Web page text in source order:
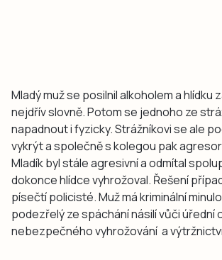
Mladý muž se posilnil alkoholem a hlídku
nejdřív slovně. Potom se jednoho ze
napadnout i fyzicky. Strážníkovi se ale
vykrýt a společně s kolegou pak
Mladík byl stále agresivní a odmítal
dokonce hlídce vyhrožoval. Řešení
písečtí policisté. Muž má kriminální
podezřelý ze spáchání násilí vůči úřední
nebezpečného vyhrožování a